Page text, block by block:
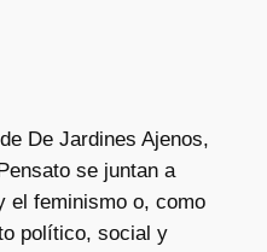
De Jardines Ajenos,
se juntan a
el feminismo o, como
político, social y